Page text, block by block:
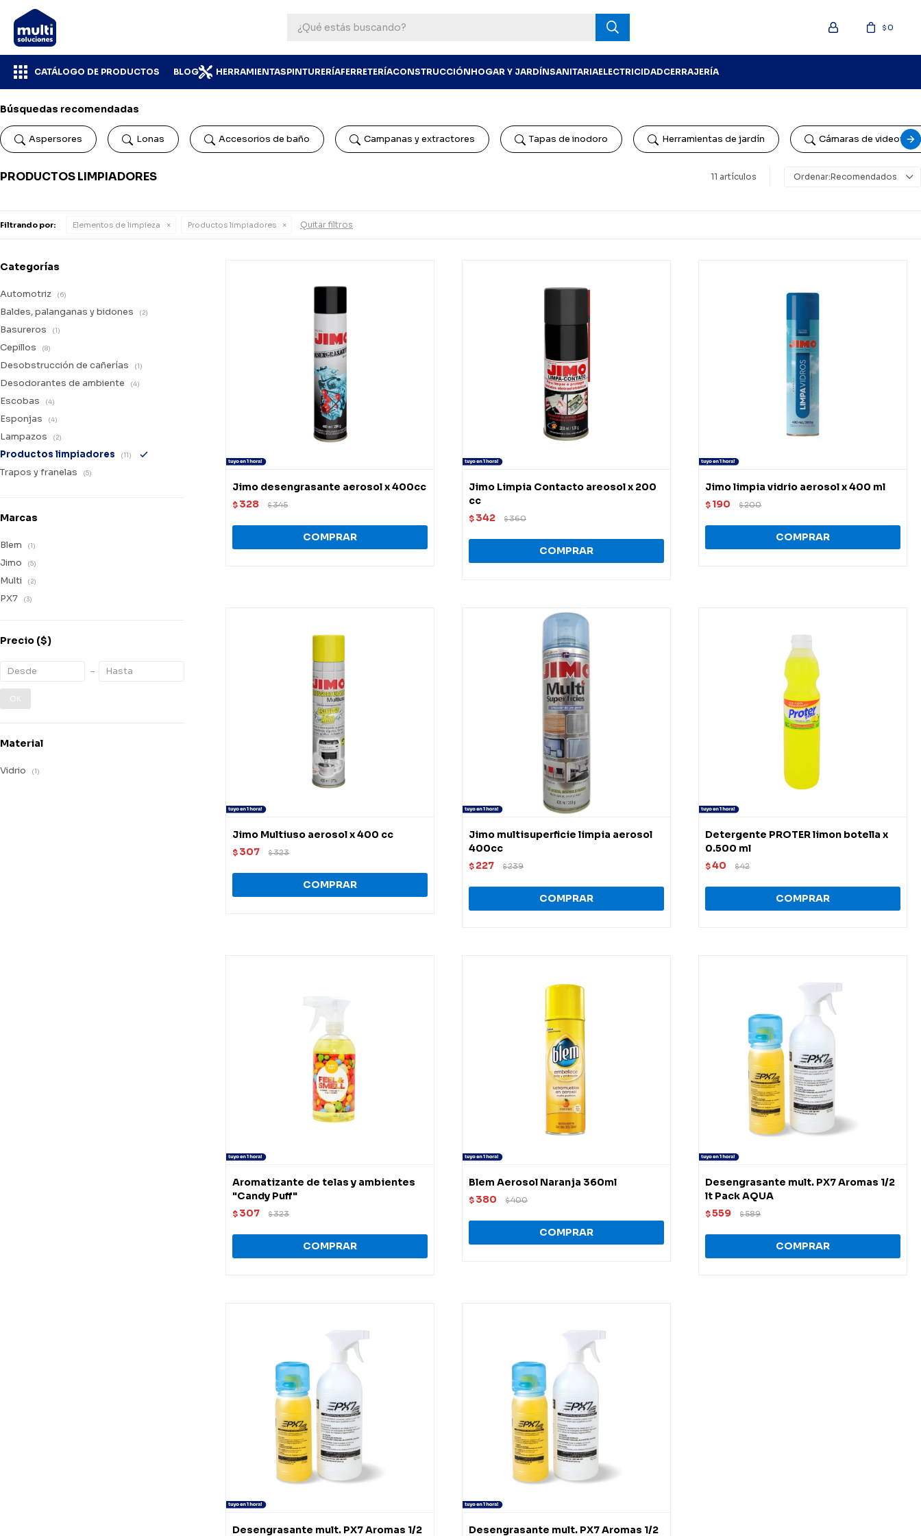
CATÁLOGO DE PRODUCTOS BLOG HERRAMIENTASPINTURERÍAFERRETERÍACONSTRUCCIÓNHOGAR Y JARDÍNSANITARIAELECTRICIDADCERRAJERÍA
$0
Búsquedas recomendadas
Aspersores Lonas Accesorios de baño Campanas y extractores Tapas de inodoro Herramientas de jardín Cámaras de
PRODUCTOS LIMPIADORES 11 artículos Recomendados
Filtrando por: Elementos de limpieza Productos limpiadores Quitar filtros
Jimo desengrasante aerosol x 400cc
$ 328 $345
Jimo Limpia Contacto areosol x 200
cc
$ 342 $360
Jimo limpia vidrio aerosol x 400 ml
$ 190 $200
Jimo Multiuso aerosol x 400 cc
$ 307 $323
Jimo multisuperficie limpia aerosol
400cc
$ 227 $239
Detergente PROTER limon botella x
0.500 ml
$40 $42
Aromatizante de telas y ambientes
"Candy Puff"
$ 307 $323
Blem Aerosol Naranja 360ml
$ 380 $400
Desengrasante mult. PX7 Aromas 1/2
lt Pack AQUA
$559 $589
Desengrasante mult. PX7 Aromas 1/2 Desengrasante mult. PX7 Aromas 1/2
Categorías
Automotriz (6)
Baldes, palanganas y bidones (2)
Basureros (1)
Cepillos (8)
Desobstrucción de cañerías (1)
Desodorantes de ambiente (4)
Escobas (4)
Esponjas (4)
Lampazos (2)
Productos limpiadores (11)
Trapos y franelas (5)
Marcas
Blem (1)
Jimo (5)
Multi (2)
PX7 (3)
Precio ($)
OK
Material
Vidrio (1)